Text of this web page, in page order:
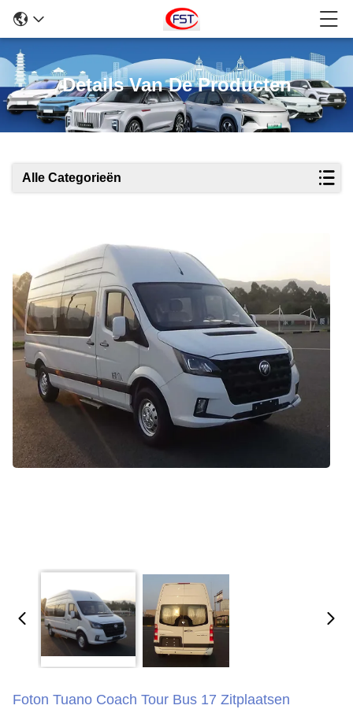
Details Van De Producten
Alle Categorieën
Foton Tuano Coach Tour Bus 17 Zitplaatsen